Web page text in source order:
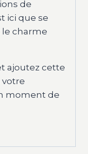
de
ici que se
charme
ajoutez cette
votre
moment de